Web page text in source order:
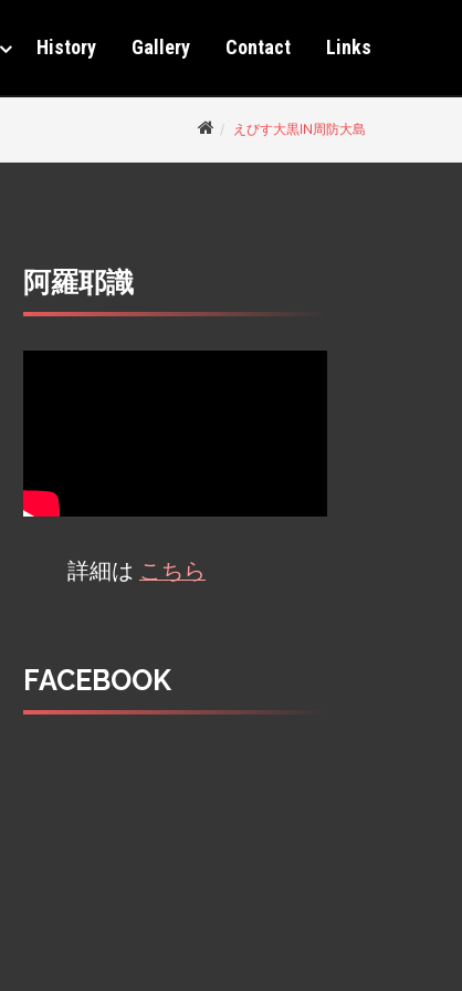
History Gallery Contact Links
えびす大黒IN周防大島
阿羅耶識
詳細は こちら
FACEBOOK